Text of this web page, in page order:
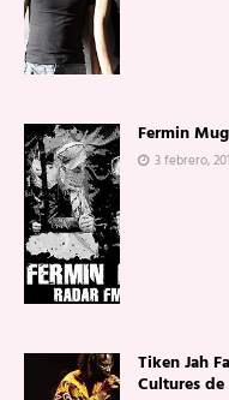
Fermin
3 febrero,
Tiken Jah
Cultures